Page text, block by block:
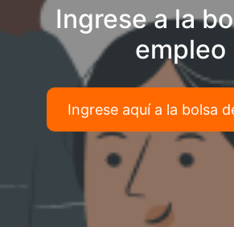
Ingrese a la
empleo
Ingrese aquí a la bolsa